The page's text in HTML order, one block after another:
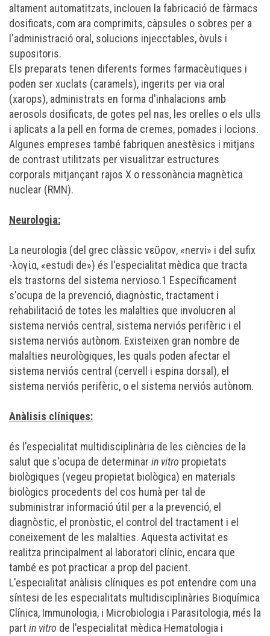
altament automatitzats, inclouen la fabricació de fàrmacs
dosificats, com ara comprimits, càpsules o sobres per a
l'administració oral, solucions injecctables, òvuls i
supositoris.
Els preparats tenen diferents formes farmacèutiques i
poden ser xuclats (caramels), ingerits per via oral
(xarops), administrats en forma d'inhalacions amb
aerosols dosificats, de gotes pel nas, les orelles o els ulls
i aplicats a la pell en forma de cremes, pomades i locions.
Algunes empreses també fabriquen anestèsics i mitjans
de contrast utilitzats per visualitzar estructures
corporals mitjançant rajos X o ressonància magnètica
nuclear (RMN).
Neurologia:
La neurologia (del grec clàssic νεῦρον, «nervi» i del sufix
-λογία, «estudi de») és l'especialitat mèdica que tracta
els trastorns del sistema nervioso.1 Específicament
s'ocupa de la prevenció, diagnòstic, tractament i
rehabilitació de totes les malalties que involucren al
sistema nerviós central, sistema nerviós perifèric i el
sistema nerviós autònom. Existeixen gran nombre de
malalties neurològiques, les quals poden afectar el
sistema nerviós central (cervell i espina dorsal), el
sistema nerviós perifèric, o el sistema nerviós autònom.
Anàlisis clíniques:
és l'especialitat multidisciplinària de les ciències de la
salut que s'ocupa de determinar in vitro propietats
biològiques (vegeu propietat biològica) en materials
biològics procedents del cos humà per tal de
subministrar informació útil per a la prevenció, el
diagnòstic, el pronòstic, el control del tractament i el
coneixement de les malalties. Aquesta activitat es
realitza principalment al
laboratori clínic, encara que
també es pot practicar a prop del pacient.
L'especialitat anàlisis clíniques es pot entendre com una
síntesi de les especialitats multidisciplinàries Bioquímica
Clínica, Immunologia, i Microbiologia i Parasitologia, més la
part in vitro de l'especialitat mèdica Hematologia i